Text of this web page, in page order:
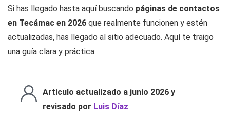
Si has llegado hasta aquí buscando páginas de contactos
en Tecámac en 2026 que realmente funcionen y estén
actualizadas, has llegado al sitio adecuado. Aquí te traigo
una guía clara y práctica.
Artículo actualizado a junio 2026 y
revisado por Luis Díaz